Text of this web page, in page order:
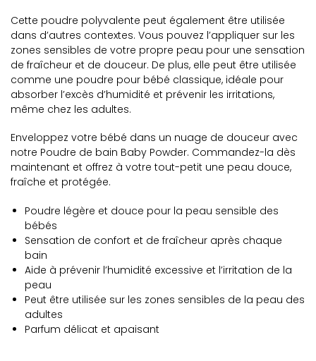
Cette poudre polyvalente peut également être utilisée
dans d’autres contextes. Vous pouvez l’appliquer sur les
zones sensibles de votre propre peau pour une sensation
de fraîcheur et de douceur. De plus, elle peut être utilisée
comme une poudre pour bébé classique, idéale pour
absorber l’excès d’humidité et prévenir les irritations,
même chez les adultes.
Enveloppez votre bébé dans un nuage de douceur avec
notre Poudre de bain Baby Powder. Commandez-la dès
maintenant et offrez à votre tout-petit une peau douce,
fraîche et protégée.
Poudre légère et douce pour la peau sensible des
bébés
Sensation de confort et de fraîcheur après chaque
bain
Aide à prévenir l’humidité excessive et l’irritation de la
peau
Peut être utilisée sur les zones sensibles de la peau des
adultes
Parfum délicat et apaisant